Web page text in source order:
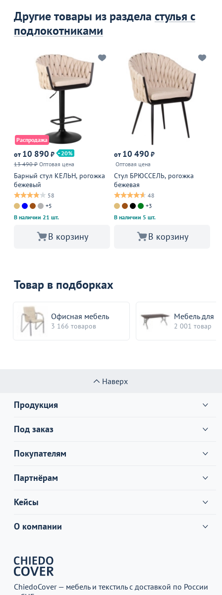
Другие товары из раздела стулья с
подлокотниками
Распродажа
от 10 890 ₽
20
13 490 ₽ Оптовая цена
Барный стул КЕЛЬН, рогожка
бежевый
58
+5
В наличии 21 шт.
В корзину
от 10 490 ₽
Оптовая цена
Cтул БРЮССЕЛЬ, рогожка
бежевая
48
+3
В наличии 5 шт.
В корзину
Товар в подборках
Офисная мебель
3 166 товаров
Мебель для
2 001 товар
Наверх
Продукция
Под заказ
Покупателям
Партнёрам
Кейсы
О компании
ChiedoCover — мебель и текстиль с доставкой по России